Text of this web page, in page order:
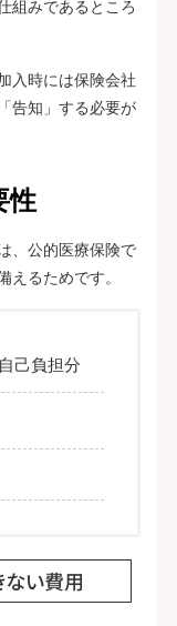
組みであるところ
入時には保険会社
告知」する必要が
性
、公的医療保険で
えるためです。
己負担分